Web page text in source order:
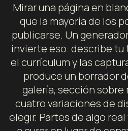
Mirar una página en
que la mayoría de los
publicarse. Un
invierte eso: describe
el currículum y las
produce un borrador
galería, sección sobre
cuatro variaciones de
elegir. Partes de algo